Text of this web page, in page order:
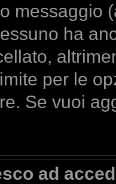
messaggio
ha
per le
Se vuoi
ad